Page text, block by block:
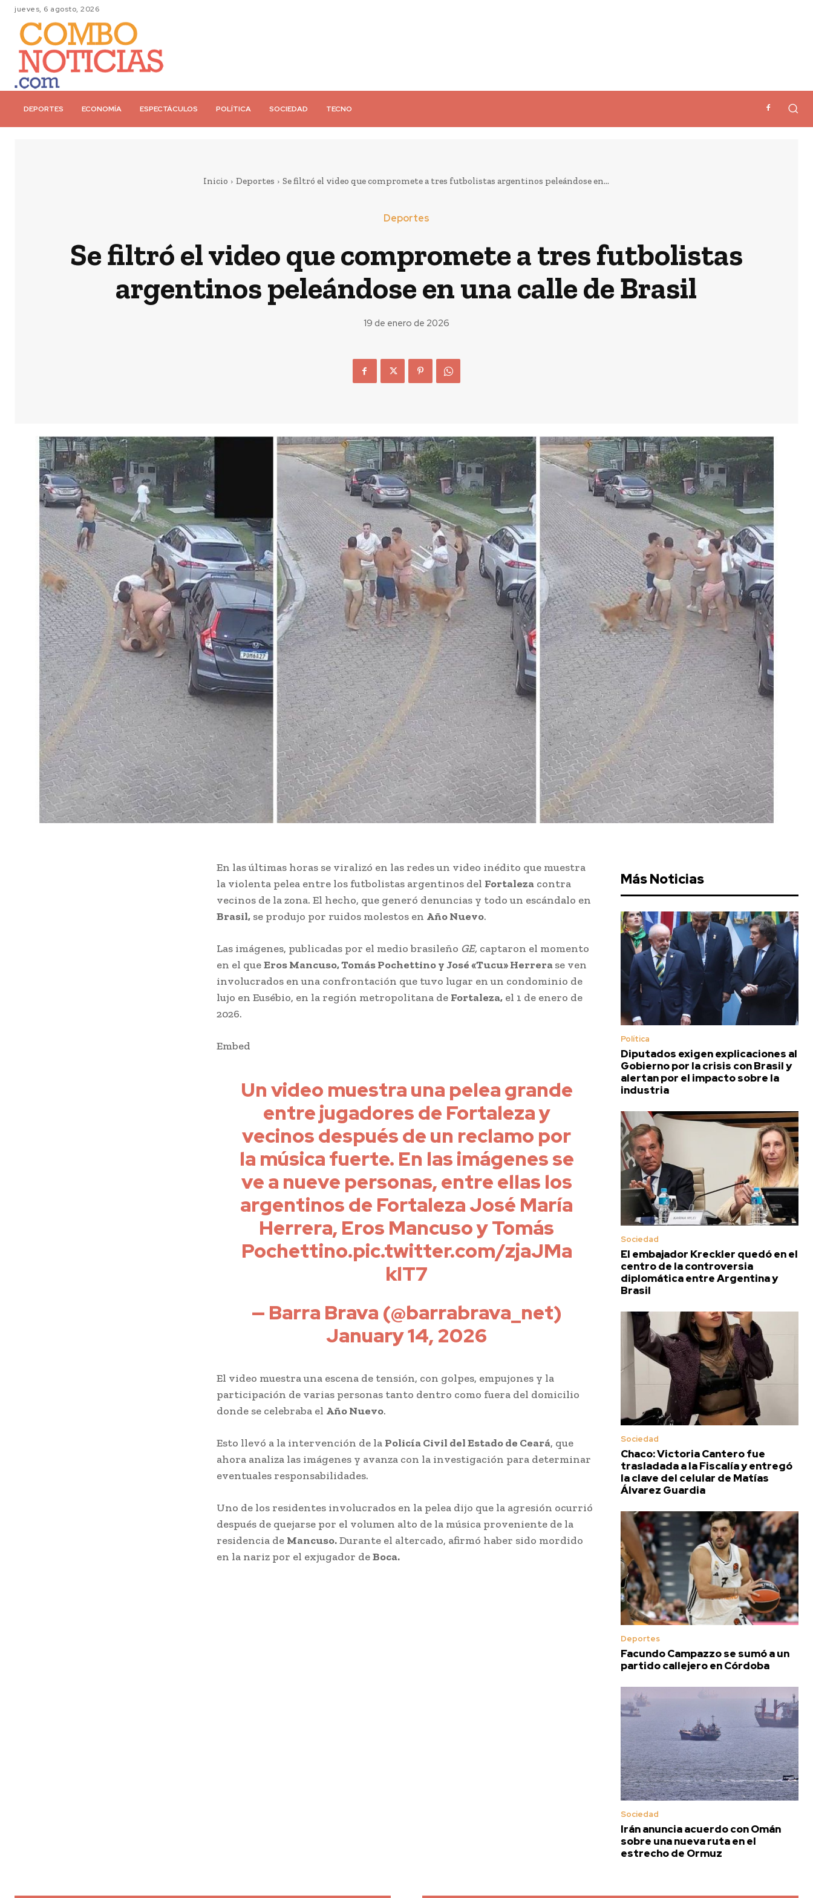
jueves, 6 agosto, 2026
DEPORTES ECONOMÍA ESPECTÁCULOS POLÍTICA SOCIEDAD TECNO
Inicio Deportes Se filtró el video que compromete a tres futbolistas argentinos peleándose en...
Deportes
Se filtró el video que compromete a tres futbolistas
argentinos peleándose en una calle de Brasil
19 de enero de 2026
En las últimas horas se viralizó en las redes un video inédito que muestra
la violenta pelea entre los futbolistas argentinos del Fortaleza contra
vecinos de la zona. El hecho, que generó denuncias y todo un escándalo en
Brasil, se produjo por ruidos molestos en Año Nuevo.
Las imágenes, publicadas por el medio brasileño GE, captaron el momento
en el queEros Mancuso, Tomás Pochettino y José «Tucu» Herrerase ven
involucrados en una confrontación que tuvo lugar en un condominio de
lujo en Eusébio, en la región metropolitana de Fortaleza, el 1 de enero de
2026.
Embed
Un video muestra una pelea grande
entre jugadores de Fortaleza y
vecinos después de un reclamo por
la música fuerte. En las imágenes se
ve a nueve personas, entre ellas los
argentinos de Fortaleza José María
Herrera, Eros Mancuso y Tomás
Pochettino.pic.twitter.com/zjaJMa
klT7
— Barra Brava (@barrabrava_net)
January 14, 2026
El video muestra una escena de tensión, con golpes, empujones y la
participación de varias personas tanto dentro como fuera del domicilio
donde se celebraba el Año Nuevo.
Esto llevó a la intervención de la Policía Civil del Estado de Ceará, que
ahora analiza las imágenes y avanza con la investigación para determinar
eventuales responsabilidades.
Uno de los residentes involucrados en la pelea dijo que la agresión ocurrió
después de quejarse por el volumen alto de la música proveniente de la
residencia de Mancuso.Durante el altercado, afirmó haber sido mordido
en la nariz por el exjugador deBoca.
Más Noticias
Política
Diputados exigen explicaciones al
Gobierno por la crisis con Brasil y
alertan por el impacto sobre la
industria
Sociedad
El embajador Kreckler quedó en el
centro de la controversia
diplomática entre Argentina y
Brasil
Sociedad
Chaco: Victoria Cantero fue
trasladada a la Fiscalía y entregó
la clave del celular de Matías
Álvarez Guardia
Deportes
Facundo Campazzo se sumó a un
partido callejero en Córdoba
Sociedad
Irán anuncia acuerdo con Omán
sobre una nueva ruta en el
estrecho de Ormuz